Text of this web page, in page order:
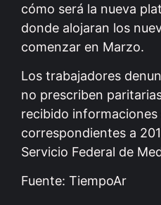
cómo será la nueva
donde alojaran los
comenzar en Marzo.
Los trabajadores
no prescriben
recibido informaciones
correspondientes a
Servicio Federal de
Fuente: TiempoAr